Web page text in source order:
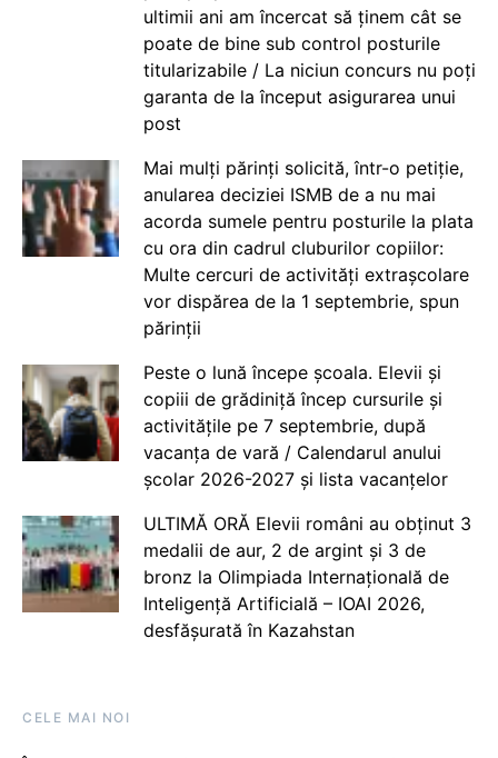
ultimii ani am încercat să ținem cât se
poate de bine sub control posturile
titularizabile / La niciun concurs nu poți
garanta de la început asigurarea unui
post
Mai mulți părinți solicită, într-o petiție,
anularea deciziei ISMB de a nu mai
acorda sumele pentru posturile la plata
cu ora din cadrul cluburilor copiilor:
Multe cercuri de activități extrașcolare
vor dispărea de la 1 septembrie, spun
părinții
Peste o lună începe școala. Elevii și
copiii de grădiniță încep cursurile și
activitățile pe 7 septembrie, după
vacanța de vară / Calendarul anului
școlar 2026-2027 și lista vacanțelor
ULTIMĂ ORĂ Elevii români au obținut 3
medalii de aur, 2 de argint și 3 de
bronz la Olimpiada Internațională de
Inteligență Artificială – IOAI 2026,
desfășurată în Kazahstan
CELE MAI NOI